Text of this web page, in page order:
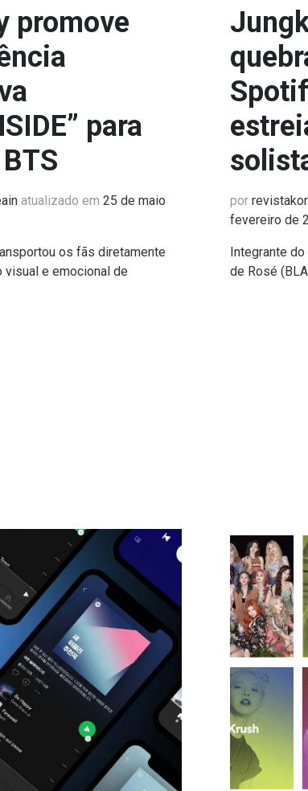
promove
para
atualizado em 25 de maio
os fãs diretamente
visual e emocional de
por
fevereiro de
Integrante
de Rosé